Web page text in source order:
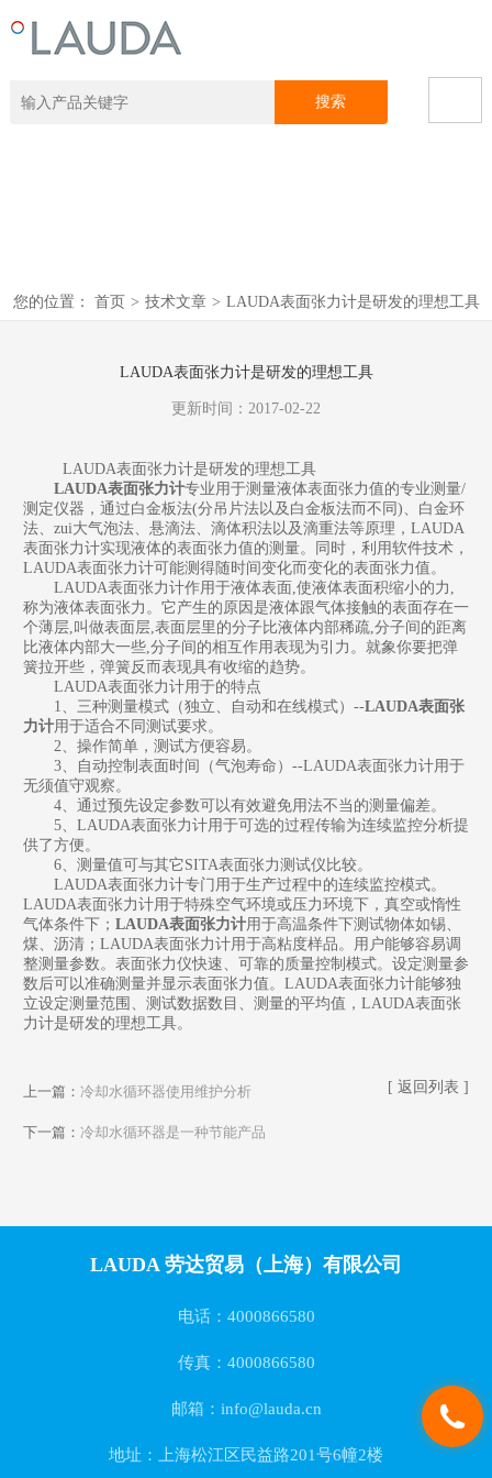
您的位置： 首页 > 技术文章 > LAUDA表面张力计是研发的理想工具
LAUDA表面张力计是研发的理想工具
更新时间：2017-02-22
LAUDA表面张力计是研发的理想工具
LAUDA表面张力计专业用于测量液体表面张力值的专业测量/
测定仪器，通过白金板法(分吊片法以及白金板法而不同)、白金环
法、zui大气泡法、悬滴法、滴体积法以及滴重法等原理，LAUDA
表面张力计实现液体的表面张力值的测量。同时，利用软件技术，
LAUDA表面张力计可能测得随时间变化而变化的表面张力值。
LAUDA表面张力计作用于液体表面,使液体表面积缩小的力,
称为液体表面张力。它产生的原因是液体跟气体接触的表面存在一
个薄层,叫做表面层,表面层里的分子比液体内部稀疏,分子间的距离
比液体内部大一些,分子间的相互作用表现为引力。就象你要把弹
簧拉开些，弹簧反而表现具有收缩的趋势。
LAUDA表面张力计用于的特点
1、三种测量模式（独立、自动和在线模式）--LAUDA表面张
力计用于适合不同测试要求。
2、操作简单，测试方便容易。
3、自动控制表面时间（气泡寿命）--LAUDA表面张力计用于
无须值守观察。
4、通过预先设定参数可以有效避免用法不当的测量偏差。
5、LAUDA表面张力计用于可选的过程传输为连续监控分析提
供了方便。
6、测量值可与其它SITA表面张力测试仪比较。
LAUDA表面张力计专门用于生产过程中的连续监控模式。
LAUDA表面张力计用于特殊空气环境或压力环境下，真空或惰性
气体条件下； LAUDA表面张力计用于高温条件下测试物体如锡、
煤、沥清；LAUDA表面张力计用于高粘度样品。用户能够容易调
整测量参数。表面张力仪快速、可靠的质量控制模式。设定测量参
数后可以准确测量并显示表面张力值。LAUDA表面张力计能够独
立设定测量范围、测试数据数目、测量的平均值，LAUDA表面张
力计是研发的理想工具。
上一篇： 冷却水循环器使用维护分析
下一篇： 冷却水循环器是一种节能产品
[ 返回列表 ]
LAUDA 劳达贸易（上海）有限公司
电话：4000866580
传真：4000866580
邮箱：info@lauda.cn
地址：上海松江区民益路201号6幢2楼